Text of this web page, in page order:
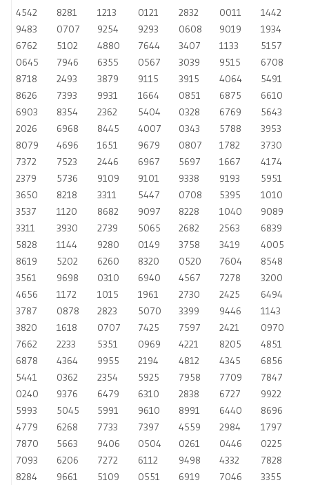
4542
8281 1213 0121 2832 0011
1442
9483
0707 9254 9293 0608 9019
1934
6762
5102 4880 7644 3407 1133
5157
0645
7946 6355 0567 3039 9515
6708
8718
2493 3879 9115 3915 4064
5491
8626
7393 9931 1664 0851 6875
6610
6903
8354 2362 5404 0328 6769
5643
2026
6968 8445 4007 0343 5788
3953
8079
4696 1651 9679 0807 1782
3730
7372
7523 2446 6967 5697 1667
4174
2379
5736 9109 9101 9338 9193
5951
3650
8218 3311 5447 0708 5395
1010
3537
1120 8682 9097 8228 1040
9089
3311
3930 2739 5065 2682 2563
6839
5828
1144 9280 0149 3758 3419
4005
8619
5202 6260 8320 0520 7604
8548
3561
9698 0310 6940 4567 7278
3200
4656
1172 1015 1961 2730 2425
6494
3787
0878 2823 5070 3399 9446
1143
3820
1618 0707 7425 7597 2421
0970
7662
2233 5351 0969 4221 8205
4851
6878
4364 9955 2194 4812 4345
6856
5441
0362 2354 5925 7958 7709
7847
0240
9376 6479 6310 2838 6727
9922
5993
5045 5991 9610 8991 6440
8696
4779
6268 7733 7397 4559 2984
1797
7870
5663 9406 0504 0261 0446
0225
7093
6206 7272 6112 9498 4332
7828
8284
9661 5109 0551 6919 7046
3355